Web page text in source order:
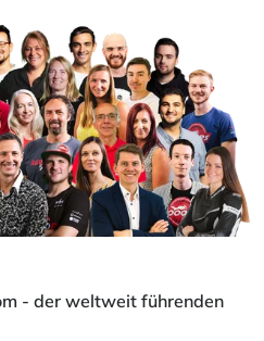
- der weltweit führenden